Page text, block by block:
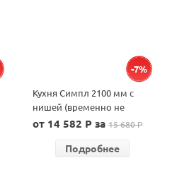
-7%
Кухня Симпл 2100 мм с
нишей (временно не
производим, см. кухню
от 14 582 P за15 680 P
Подробнее